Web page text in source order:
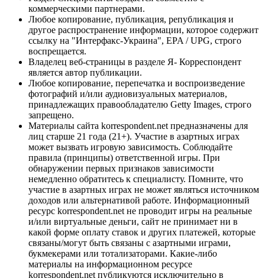
коммерческими партнерами.
Любое копирование, публикация, републикация и
другое распространение информации, которое содержит
ссылку на "Интерфакс-Украина", EPA / UPG, строго
воспрещается.
Владелец веб-страницы в разделе Я- Корреспондент
является автор публикации.
Любое копирование, перепечатка и воспроизведение
фотографий и/или аудиовизуальных материалов,
принадлежащих правообладателю Getty Images, строго
запрещено.
Материалы сайта korrespondent.net предназначены для
лиц старше 21 года (21+). Участие в азартных играх
может вызвать игровую зависимость. Соблюдайте
правила (принципы) ответственной игры. При
обнаружении первых признаков зависимости
немедленно обратитесь к специалисту. Помните, что
участие в азартных играх не может являться источником
доходов или альтернативой работе. Информационный
ресурс korrespondent.net не проводит игры на реальные
и/или виртуальные деньги, сайт не принимает ни в
какой форме оплату ставок и других платежей, которые
связаны/могут быть связаны с азартными играми,
букмекерами или тотализаторами. Какие-либо
материалы на информационном ресурсе
korrespondent.net публикуются исключительно в